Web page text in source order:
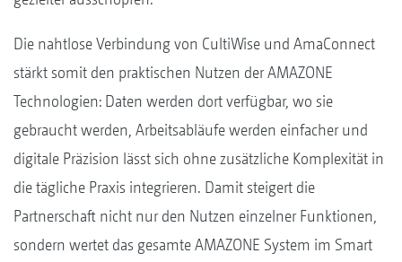
Die nahtlose Verbindung von CultiWise und AmaConnect
stärkt somit den praktischen Nutzen der AMAZONE
Technologien: Daten werden dort verfügbar, wo sie
gebraucht werden, Arbeitsabläufe werden einfacher und
digitale Präzision lässt sich ohne zusätzliche Komplexität in
die tägliche Praxis integrieren. Damit steigert die
Partnerschaft nicht nur den Nutzen einzelner Funktionen,
sondern wertet das gesamte AMAZONE System im Smart